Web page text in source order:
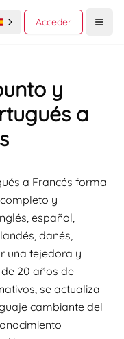
Acceder
y
a
a Francés forma
y
español,
danés,
una tejedora y
20 años de
se actualiza
cambiante del